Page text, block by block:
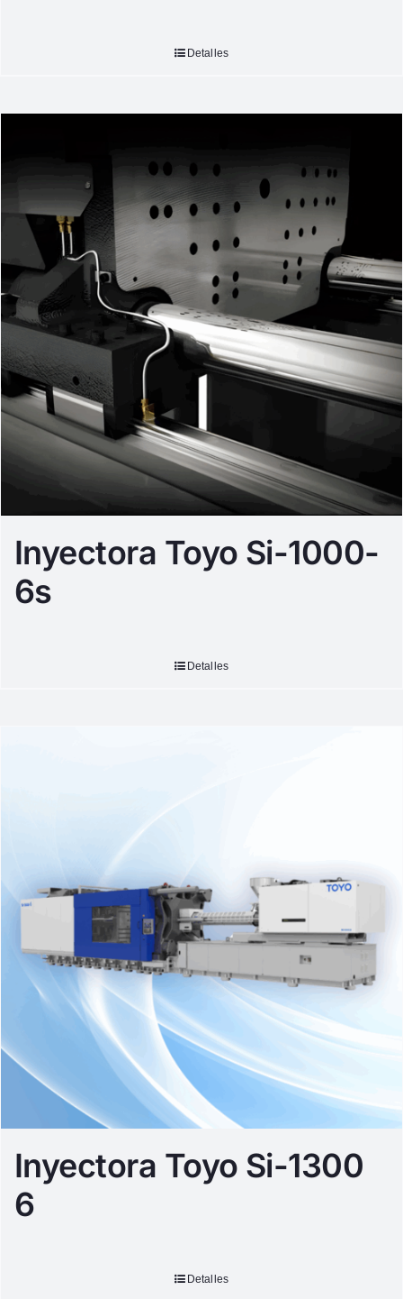
Detalles
Inyectora Toyo Si-1000-
6s
Detalles
Inyectora Toyo Si-1300
6
Detalles